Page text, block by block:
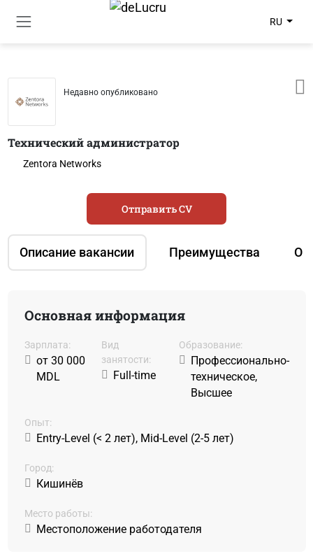
RU
Недавно опубликовано
Технический администратор
Zentora Networks
Описание вакансии Преимущества О
Отправить CV
Основная информация
Зарплата:
от 30 000
MDL
Вид
занятости:
Full-time
Образование:
Профессионально-
техническое,
Высшее
Oпыт:
Entry-Level (< 2 лет), Mid-Level (2-5 лет)
Город:
Кишинёв
Место работы:
Местоположение работодателя